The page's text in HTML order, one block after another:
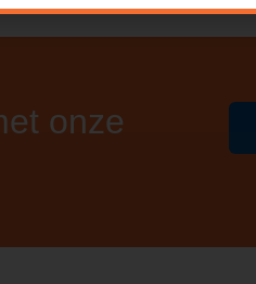
onze